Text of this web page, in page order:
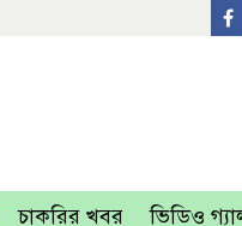
চাকরির খবর
ভিডিও